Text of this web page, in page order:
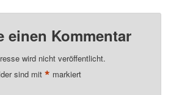
einen Kommentar
wird nicht veröffentlicht.
sind mit* markiert